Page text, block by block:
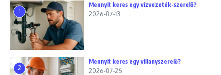
1
Mennyit keres egy vízvezeték-szerelő?
2026-07-13
2
Mennyit keres egy villanyszerelő?
2026-07-25